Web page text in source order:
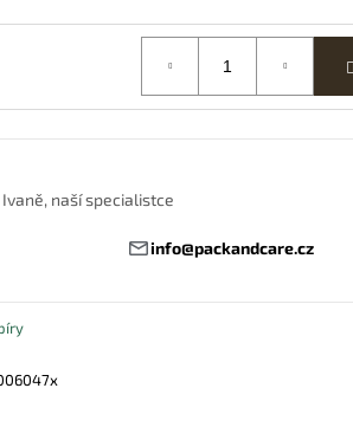
naší specialistce
info@packandcare.cz